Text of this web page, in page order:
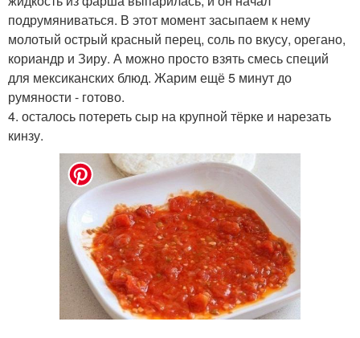
подрумяниваться. В этот момент засыпаем к нему
молотый острый красный перец, соль по вкусу, орегано,
кориандр и Зиру. А можно просто взять смесь специй
для мексиканских блюд. Жарим ещё 5 минут до
румяности - готово.
4. осталось потереть сыр на крупной тёрке и нарезать
кинзу.